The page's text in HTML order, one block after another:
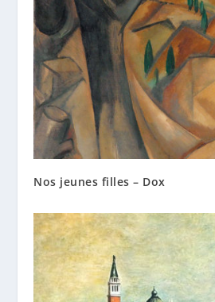
Nos jeunes filles – Dox